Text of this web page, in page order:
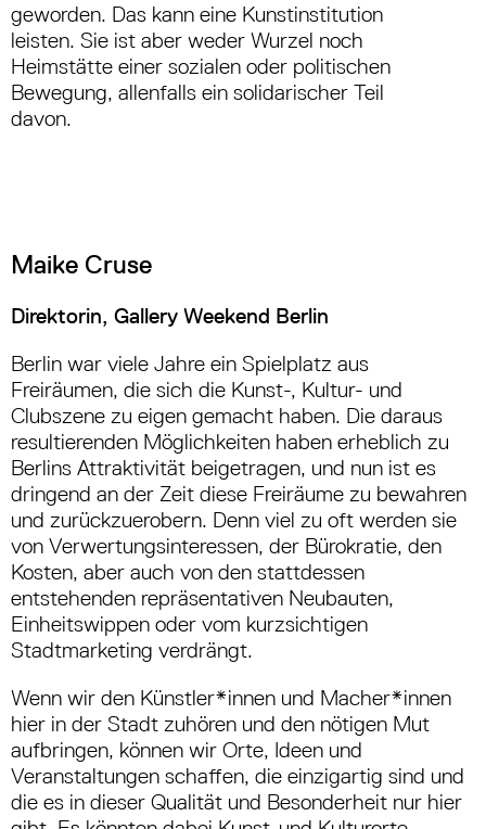
geworden. Das kann eine Kunstinstitution
leisten. Sie ist aber weder Wurzel noch
Heimstätte einer sozialen oder politischen
Bewegung, allenfalls ein solidarischer Teil
davon.
Maike Cruse
Direktorin, Gallery Weekend Berlin
Berlin war viele Jahre ein Spielplatz aus
Freiräumen, die sich die Kunst-, Kultur- und
Clubszene zu eigen gemacht haben. Die daraus
resultierenden Möglichkeiten haben erheblich zu
Berlins Attraktivität beigetragen, und nun ist es
dringend an der Zeit diese Freiräume zu bewahren
und zurückzuerobern. Denn viel zu oft werden sie
von Verwertungsinteressen, der Bürokratie, den
Kosten, aber auch von den stattdessen
entstehenden repräsentativen Neubauten,
Einheitswippen oder vom kurzsichtigen
Stadtmarketing verdrängt.
Wenn wir den Künstler*innen und Macher*innen
hier in der Stadt zuhören und den nötigen Mut
aufbringen, können wir Orte, Ideen und
Veranstaltungen schaffen, die einzigartig sind und
die es in dieser Qualität und Besonderheit nur hier